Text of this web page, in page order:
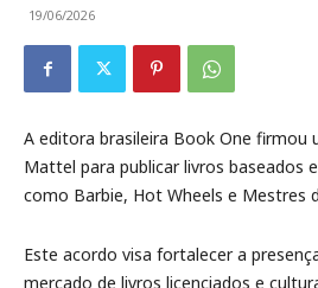
19/06/2026
A editora brasileira Book One firmou
Mattel para publicar livros baseados
como Barbie, Hot Wheels e Mestres
Este acordo visa fortalecer a
mercado de livros licenciados e